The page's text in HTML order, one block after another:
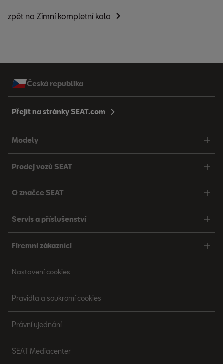
zpět na Zimní kompletní kola
Česká republika
Přejít na stránky SEAT.com
Modely
Prodej vozů SEAT
O značce SEAT
Servis a příslušenství
Firemní zákazníci
Nastavení cookies
Pravidla a soukromí cookies
Právní ujednání
SEAT Mediacenter